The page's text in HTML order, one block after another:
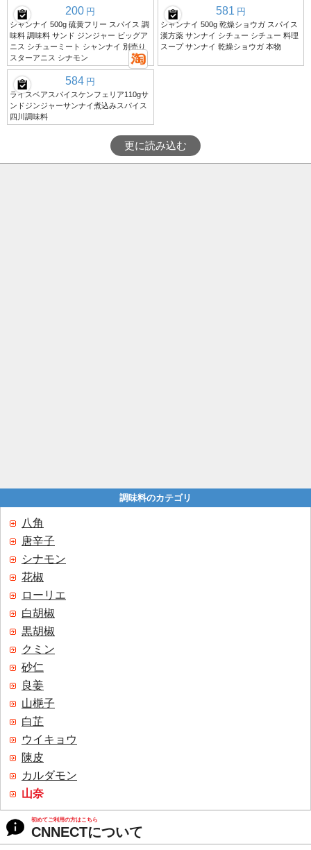
200 円
シャンナイ 500g 硫黄フリー スパイス 調
味料 調味料 サンド ジンジャー ビッグア
ニス シチューミート シャンナイ 別売り
スターアニス シナモン
581 円
シャンナイ 500g 乾燥ショウガ スパイス
漢方薬 サンナイ シチュー シチュー 料理
スープ サンナイ 乾燥ショウガ 本物
584 円
ライスベアスパイスケンフェリア110gサ
ンドジンジャーサンナイ煮込みスパイス
四川調味料
更に読み込む
調味料のカテゴリ
八角
唐辛子
シナモン
花椒
ローリエ
白胡椒
黒胡椒
クミン
砂仁
良姜
山梔子
白芷
ウイキョウ
陳皮
カルダモン
山奈
初めてご利用の方はこちら
CNNECTについて